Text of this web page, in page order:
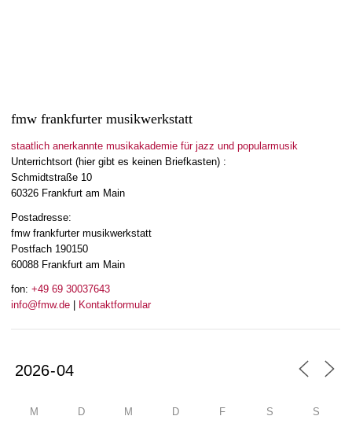
fmw frankfurter musikwerkstatt
staatlich anerkannte musikakademie für jazz und popularmusik
Unterrichtsort (hier gibt es keinen Briefkasten) :
Schmidtstraße 10
60326 Frankfurt am Main
Postadresse:
fmw frankfurter musikwerkstatt
Postfach 190150
60088 Frankfurt am Main
fon: +49 69 30037643
info@fmw.de
Kontaktformular
M D M D F S S